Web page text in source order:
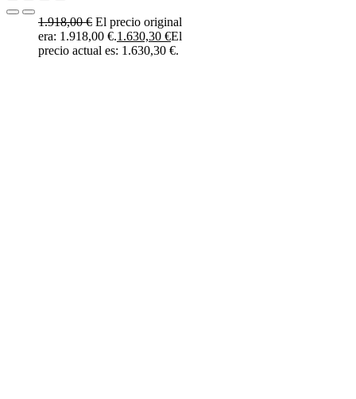
1.918,00€ El precio original
era: 1.918,00 €.1.630,30 €El
precio actual es: 1.630,30 €.